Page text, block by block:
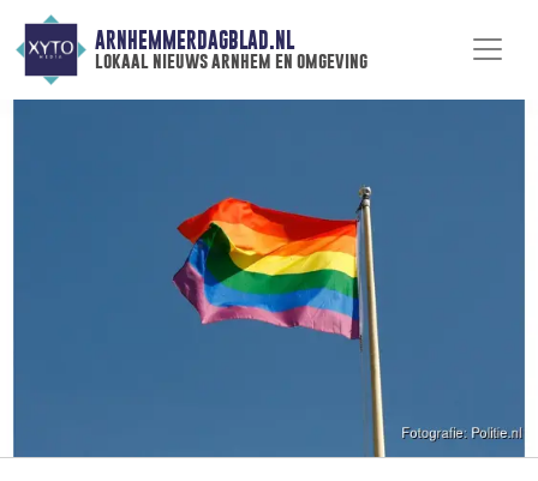
ARNHEMMERDAGBLAD.NL
lokaal nieuws arnhem en omgeving